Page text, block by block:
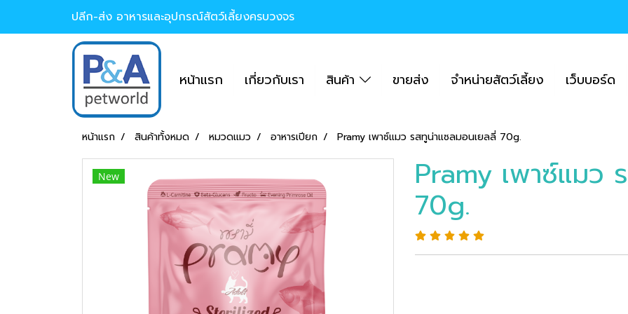
ปลีก-ส่ง อาหารและอุปกรณ์สัตว์เลี้ยงครบวงจร
หน้าแรก เกี่ยวกับเรา สินค้า ขายส่ง จำหน่ายสัตว์เลี้ยง เว็บบอร์ด
หน้าแรก สินค้าทั้งหมด หมวดแมว อาหารเปียก Pramy เพาซ์แมว รสทูน่าแซลมอนเยลลี่ 70g.
New Pramy เพาซ์แมว
70g.